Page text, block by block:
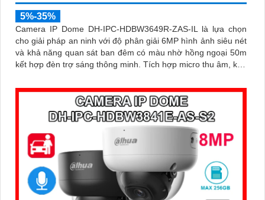
5%-35%
Camera IP Dome DH-IPC-HDBW3649R-ZAS-IL là lựa chọn
cho giải pháp an ninh với độ phân giải 6MP hình ảnh siêu nét
và khả năng quan sát ban đêm có màu nhờ hồng ngoại 50m
kết hợp đèn trợ sáng thông minh. Tích hợp micro thu âm, khe
xác người và xe, camera đáp ứng tối đa nhu cầu giám sát
chuyên nghiệp hỗ trợ PoE giúp lắp đặt dễ dàng